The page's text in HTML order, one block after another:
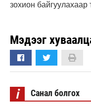
зохион байгуулахаар
Мэдээг
i Санал болгох